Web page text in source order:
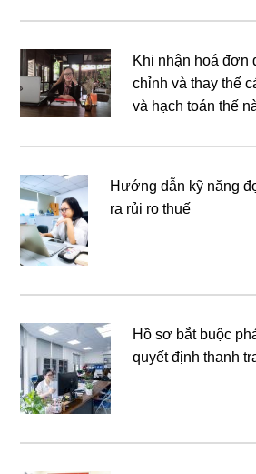
Khi nhận hoá đơn
chỉnh và thay thế
và hạch toán thế
Hướng dẫn kỹ năng
ra rủi ro thuế
Hồ sơ bắt buộc
quyết định thanh